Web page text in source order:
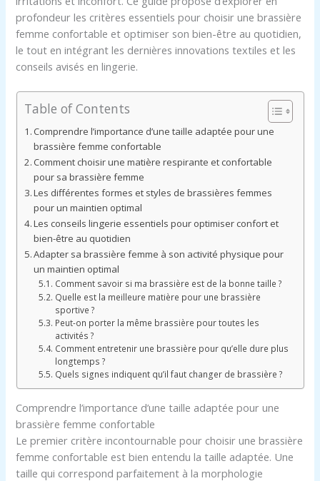
profondeur les critères essentiels pour choisir une brassière
femme confortable et optimiser son bien-être au quotidien,
le tout en intégrant les dernières innovations textiles et les
conseils avisés en lingerie.
Table of Contents
Comprendre l’importance d’une taille adaptée pour une
brassière femme confortable
Comment choisir une matière respirante et confortable
pour sa brassière femme
Les différentes formes et styles de brassières femmes
pour un maintien optimal
Les conseils lingerie essentiels pour optimiser confort et
bien-être au quotidien
Adapter sa brassière femme à son activité physique pour
un maintien optimal
Comment savoir si ma brassière est de la bonne taille ?
Quelle est la meilleure matière pour une brassière
sportive ?
Peut-on porter la même brassière pour toutes les
activités ?
Comment entretenir une brassière pour qu’elle dure plus
longtemps ?
Quels signes indiquent qu’il faut changer de brassière ?
Comprendre l’importance d’une taille adaptée pour une
brassière femme confortable
Le premier critère incontournable pour choisir une brassière
femme confortable est bien entendu la taille adaptée. Une
taille qui correspond parfaitement à la morphologie